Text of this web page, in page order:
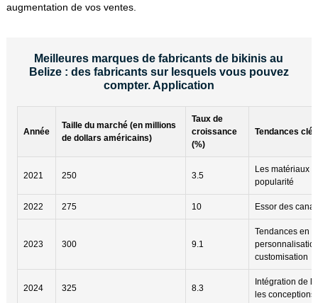
augmentation de vos ventes.
Meilleures marques de fabricants de bikinis au
Belize : des fabricants sur lesquels vous pouvez
compter. Application
Année
Taille du marché (en millions
de dollars américains)
Taux de
croissance
(%)
Tendances clés
2021 250 3.5
Les matériaux
popularité
2022 275 10 Essor des
2023 300 9.1
Tendances en
customisation
2024 325 8.3
Intégration de
les conceptions